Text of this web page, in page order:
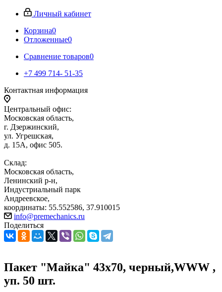
Личный кабинет
Корзина0
Отложенные0
Сравнение товаров0
+7 499 714- 51-35
Контактная информация
Центральный офис:
Московская область,
г. Дзержинский,
ул. Угрешская,
д. 15А, офис 505.
Склад:
Московская область,
Ленинский р-н,
Индустриальный парк
Андреевское,
координаты: 55.552586, 37.910015
info@premechanics.ru
Поделиться
Пакет "Майка" 43х70, черный,WWW ,
уп. 50 шт.